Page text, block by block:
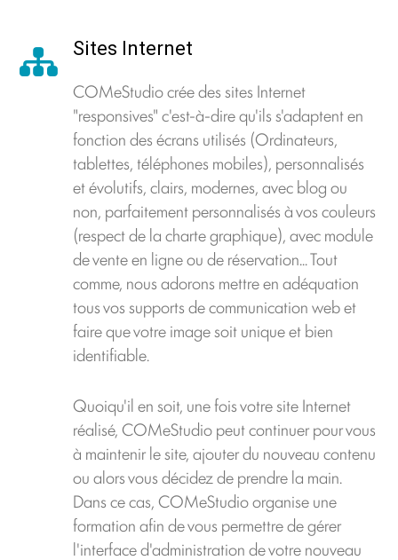
Sites Internet
COMeStudio crée des sites Internet
"responsives" c'est-à-dire qu'ils s'adaptent en
fonction des écrans utilisés (Ordinateurs,
tablettes, téléphones mobiles), personnalisés
et évolutifs, clairs, modernes, avec blog ou
non, parfaitement personnalisés à vos couleurs
(respect de la charte graphique), avec module
de vente en ligne ou de réservation... Tout
comme, nous adorons mettre en adéquation
tous vos supports de communication web et
faire que votre image soit unique et bien
identifiable.
Quoiqu'il en soit, une fois votre site Internet
réalisé, COMeStudio peut continuer pour vous
à maintenir le site, ajouter du nouveau contenu
ou alors vous décidez de prendre la main.
Dans ce cas, COMeStudio organise une
formation afin de vous permettre de gérer
l'interface d'administration de votre nouveau